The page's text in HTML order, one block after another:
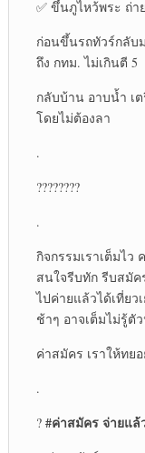
✅ ขึ้นภูไหว้พระ ถ่
ก่อนขึ้นรถทัวร์กลับ
ถึง กทม. ไม่เกินตี 5
กลับบ้าน อาบน้ำ เ
โดยไม่ต้องลา
.
????????
.
กิจกรรมเราเต็มไว
สนใจรีบทัก รีบสมัค
ไปค่ายแล้วได้เที่ย
ช้าๆ อาจเต็มไม่รู้ตั
ค่าสมัคร เราให้ทย
.
? #ค่าสมัครจ่ายแล้